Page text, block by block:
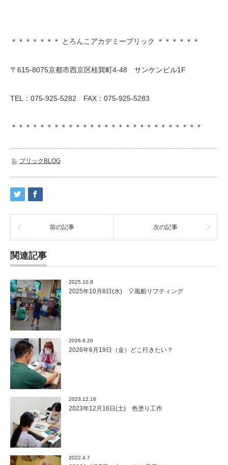
＊＊＊＊＊＊＊ とろんこアカデミーブリック ＊＊＊＊＊＊
〒615-8075京都市西京区桂巽町4-48 サンケンビル1F
TEL：075-925-5282 FAX：075-925-5283
＊＊＊＊＊＊＊＊＊＊＊＊＊＊＊＊＊＊＊＊＊＊＊＊＊＊＊
ブリックBLOG
前の記事 次の記事
関連記事
2025.10.8
2025年10月8日(水) 🎈風船リフティング
2026.6.20
2026年6月19日（金）どこ行きたい？
2023.12.16
2023年12月16日(土) 色塗り工作
2022.4.7